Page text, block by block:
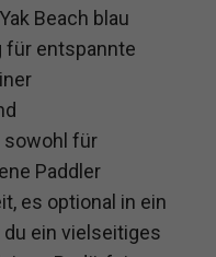
Beach blau
für entspannte
für
Paddler
es optional in ein
ein vielseitiges